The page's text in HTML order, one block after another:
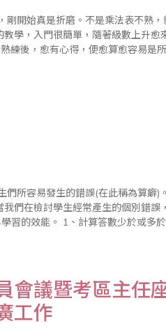
學，入門很簡單，隨著級數上升愈
練後，愈有心得，便愈算愈容易是
們在檢討學生經常產生的個別錯誤
於或多於正確答
會議暨考區主任
工作